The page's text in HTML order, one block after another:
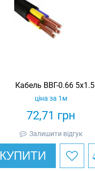
Кабель ВВГ-0.66 5х1.5
72,71 грн
ціна за 1м
Залишити відгук
КУПИТИ